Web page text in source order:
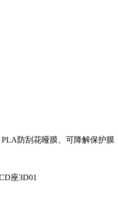
防刮花哑膜、可降解保护膜
座3D01